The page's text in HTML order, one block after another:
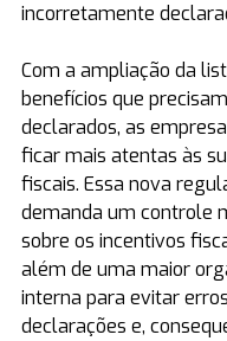
incorretamente
Com a ampliação da
benefícios que
declarados, as
ficar mais atentas às
fiscais. Essa nova
demanda um controle
sobre os incentivos
além de uma maior
interna para evitar
declarações e,